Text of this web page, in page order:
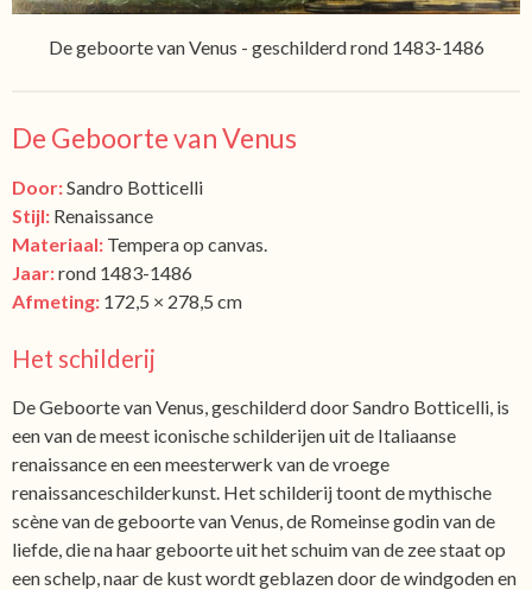
De geboorte van Venus - geschilderd rond 1483-1486
De Geboorte van Venus
Door:Sandro Botticelli
Stijl: Renaissance
Materiaal: Tempera op canvas.
Jaar:rond 1483-1486
Afmeting: 172,5 × 278,5 cm
Het schilderij
De Geboorte van Venus, geschilderd door Sandro Botticelli, is
een van de meest iconische schilderijen uit de Italiaanse
renaissance en een meesterwerk van de vroege
renaissanceschilderkunst. Het schilderij toont de mythische
scène van de geboorte van Venus, de Romeinse godin van de
liefde, die na haar geboorte uit het schuim van de zee staat op
een schelp, naar de kust wordt geblazen door de windgoden en